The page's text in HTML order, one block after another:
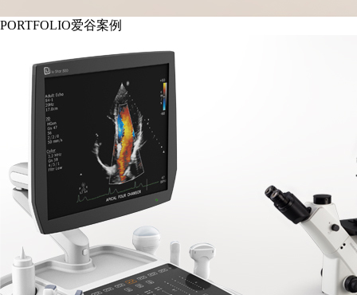
PORTFOLIO爱谷案例